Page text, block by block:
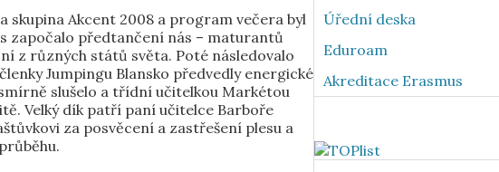
Úřední deska
Eduroam
Akreditace Erasmus
skupina Akcent 2008 a program večera byl
započalo předtančení nás – maturantů
z různých států světa. Poté následovalo
Jumpingu Blansko předvedly energické
slušelo a třídní učitelkou Markétou
Velký dík patří paní učitelce Barboře
za posvěcení a zastřešení plesu a